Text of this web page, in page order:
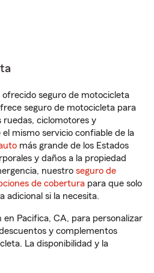
seguro de motocicleta
seguro de motocicleta para
ruedas, ciclomotores y
mismo servicio confiable de la
más grande de los Estados
y daños a la propiedad
nuestro seguro de
de cobertura para que solo
adicional si la necesita.
Pacifica, CA, para personalizar
y complementos
La disponibilidad y la